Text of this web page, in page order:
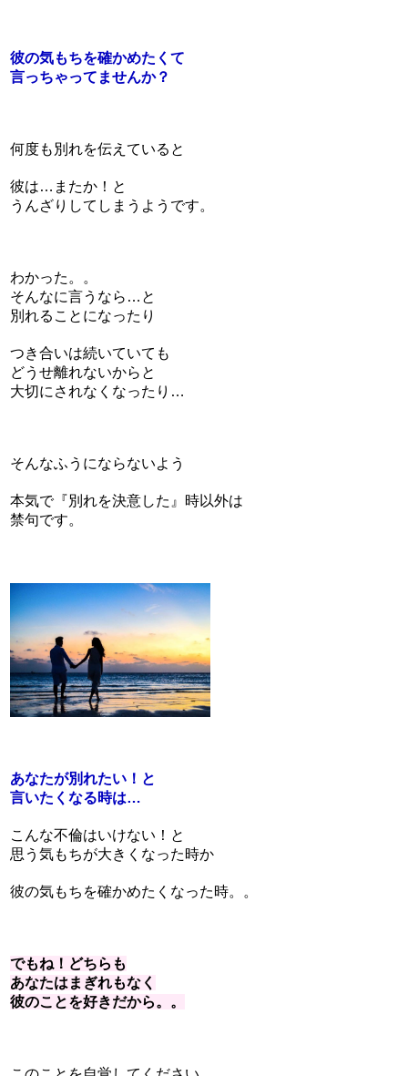
彼の気もちを確かめたくて
言っちゃってませんか？
何度も別れを伝えていると
彼は…またか！と
うんざりしてしまうようです。
わかった。。
そんなに言うなら…と
別れることになったり
つき合いは続いていても
どうせ離れないからと
大切にされなくなったり…
そんなふうにならないよう
本気で『別れを決意した』時以外は
禁句です。
あなたが別れたい！と
言いたくなる時は…
こんな不倫はいけない！と
思う気もちが大きくなった時か
彼の気もちを確かめたくなった時。。
でもね！どちらも
あなたはまぎれもなく
彼のことを好きだから。。